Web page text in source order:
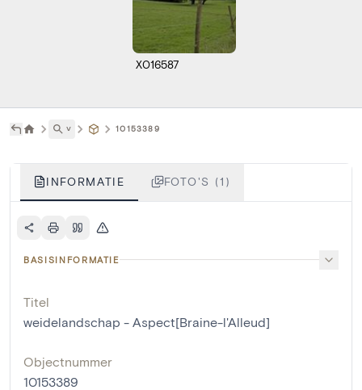
X016587
˅ 10153389
INFORMATIE FOTO'S (1)
BASISINFORMATIE
Titel
weidelandschap - Aspect[Braine-l'Alleud]
Objectnummer
10153389